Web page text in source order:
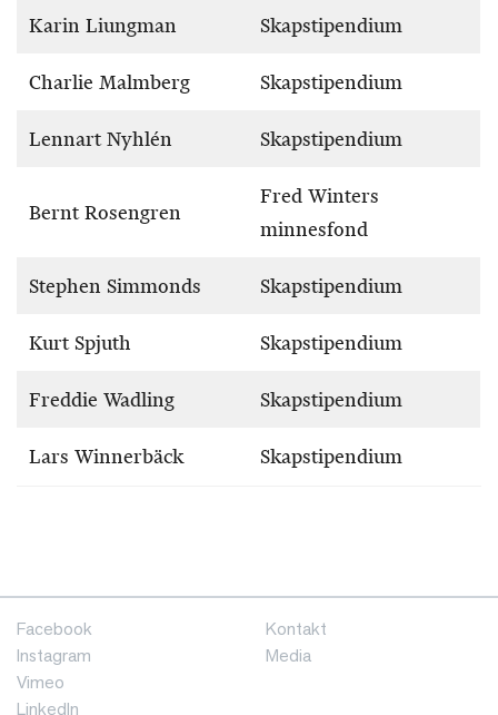
Karin Liungman Skapstipendium
Charlie Malmberg Skapstipendium
Lennart Nyhlén Skapstipendium
Bernt Rosengren
Fred Winters
minnesfond
Stephen Simmonds Skapstipendium
Kurt Spjuth Skapstipendium
Freddie Wadling Skapstipendium
Lars Winnerbäck Skapstipendium
Facebook
Instagram
Vimeo
LinkedIn
Kontakt
Media